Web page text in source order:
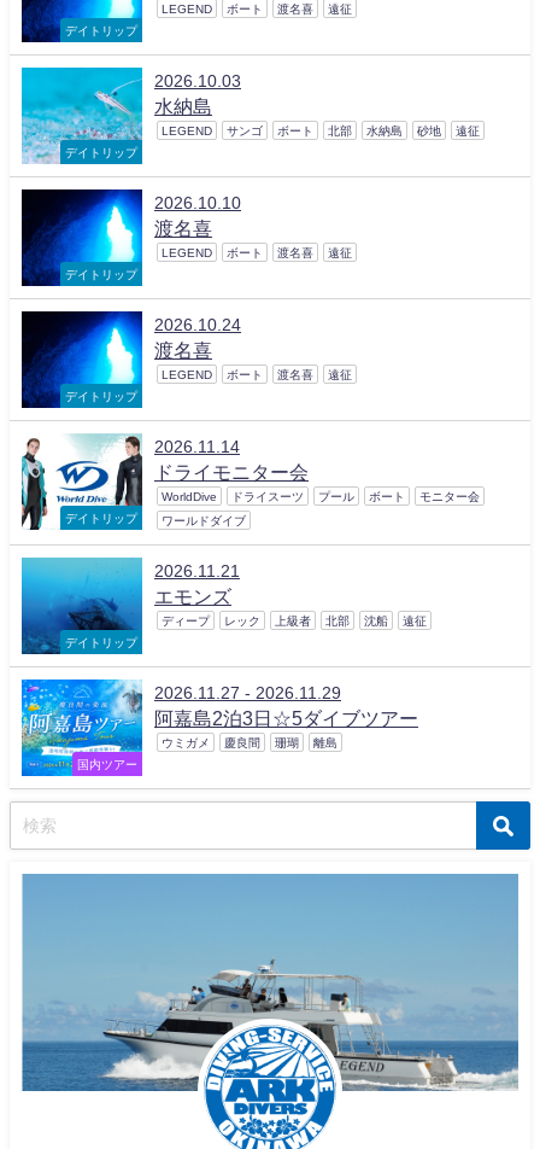
デイトリップ
LEGEND ボート 渡名喜 遠征
デイトリップ
2026.10.03
水納島
LEGEND サンゴ ボート 北部 水納島 砂地 遠征
デイトリップ
2026.10.10
渡名喜
LEGEND ボート 渡名喜 遠征
デイトリップ
2026.10.24
渡名喜
LEGEND ボート 渡名喜 遠征
デイトリップ
2026.11.14
ドライモニター会
WorldDive ドライスーツ プール ボート
モニター会
ワールドダイブ
デイトリップ
2026.11.21
エモンズ
ディープ レック 上級者 北部 沈船 遠征
国内ツアー
2026.11.27 - 2026.11.29
阿嘉島2泊3日☆5ダイブツアー
ウミガメ 慶良間 珊瑚 離島